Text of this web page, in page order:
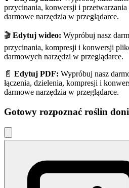
przycinania, konwersji i
darmowe narzędzia w przeglądarce.
🎬 Edytuj wideo: Wypróbuj nasz
przycinania, kompresji i konwersji
darmowych narzędzi w przeglądarce.
📄 Edytuj PDF: Wypróbuj nasz
łączenia, dzielenia, kompresji i
darmowe narzędzia w przeglądarce.
Gotowy rozpoznać roślin